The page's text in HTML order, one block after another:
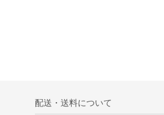
配送・送料について